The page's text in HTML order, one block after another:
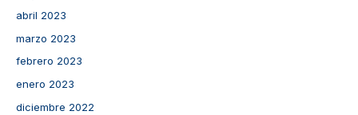
abril 2023
marzo 2023
febrero 2023
enero 2023
diciembre 2022